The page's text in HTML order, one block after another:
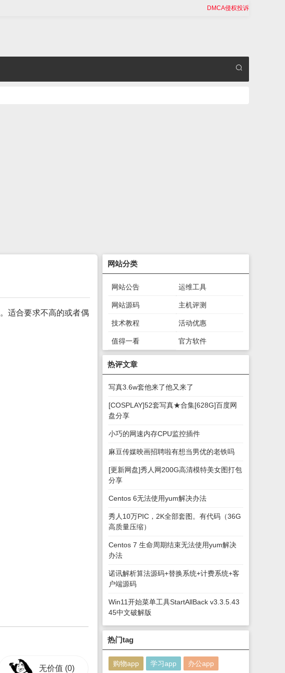
DMCA侵权投诉
。适合要求不高的或者偶
无价值 (0)
网站分类
网站公告 运维工具
网站源码 主机评测
技术教程 活动优惠
值得一看
绿色软件
官方软件
热评文章
写真3.6w套他来了他又来了
[COSPLAY]52套写真★合集[628G]百度网
盘分享
小巧的网速内存CPU监控插件
麻豆传媒映画招聘啦有想当男优的老铁吗
[更新网盘]秀人网200G高清模特美女图打包
分享
Centos 6无法使用yum解决办法
秀人10万PIC，2K全部套图。有代码（36G
高质量压缩）
Centos 7 生命周期结束无法使用yum解决
办法
诺讯解析算法源码+替换系统+计费系统+客
户端源码
Win11开始菜单工具StartAllBack v3.3.5.43
45中文破解版
热门tag
购物app 学习app 办公app